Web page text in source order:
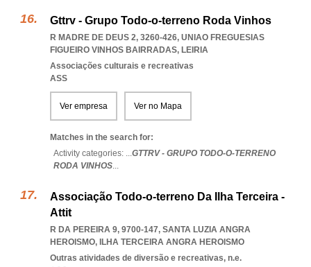
Gttrv - Grupo Todo-o-terreno Roda Vinhos
R MADRE DE DEUS 2, 3260-426, UNIAO FREGUESIAS
FIGUEIRO VINHOS BAIRRADAS, LEIRIA
Associações culturais e recreativas
ASS
Ver empresa Ver no Mapa
Matches in the search for:
Activity categories: ...GTTRV - GRUPO TODO-O-TERRENO
RODA VINHOS...
Associação Todo-o-terreno Da Ilha Terceira -
Attit
R DA PEREIRA 9, 9700-147, SANTA LUZIA ANGRA
HEROISMO, ILHA TERCEIRA ANGRA HEROISMO
Outras atividades de diversão e recreativas, n.e.